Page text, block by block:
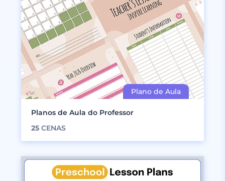
Planos de Aula do Professor
25 CENAS